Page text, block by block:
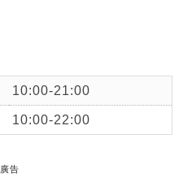
10:00-21:00
10:00-22:00
廣告